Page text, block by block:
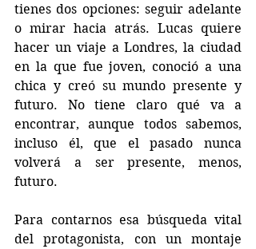
tienes dos opciones: seguir adelante
o mirar hacia atrás. Lucas quiere
hacer un viaje a Londres, la ciudad
en la que fue joven, conoció a una
chica y creó su mundo presente y
futuro. No tiene claro qué va a
encontrar, aunque todos sabemos,
incluso él, que el pasado nunca
volverá a ser presente, menos,
futuro.
Para contarnos esa búsqueda vital
del protagonista, con un montaje